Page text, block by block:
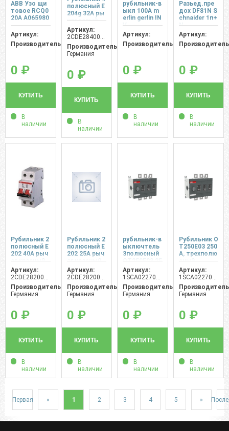
ABB Узо щи
товое RCQ0
20A A065980
Артикул:
Производитель:
0 ₽
КУПИТЬ
В
наличии
полюсный E
204g 32A ры
чаг серый
Артикул:
2CDE284001R0032
Производитель:
Германия
0 ₽
КУПИТЬ
В
наличии
рубильник-в
ыкл 100A m
erlin gerlin IN
V
Артикул:
Производитель:
0 ₽
КУПИТЬ
В
наличии
Разьед.пре
дох DF81N S
chnaider 1п+
N
Артикул:
0 ₽
КУПИТЬ
В
наличии
Рубильник 2
полюсный E
202 40A рыч
аг красный
Артикул:
2CDE282001R0040
Производитель:
Германия
0 ₽
КУПИТЬ
В
наличии
Рубильник 2
полюсный E
202 25A рыч
аг красный
Артикул:
2CDE282001R0025
Производитель:
Германия
0 ₽
КУПИТЬ
В
наличии
рубильник-в
ыключтель
3полюсный
OT250E03 25
0A АВВ
Артикул:
1SCA022709R8610
Производитель:
Германия
0 ₽
КУПИТЬ
В
наличии
Рубильник O
T250E03 250
А, трехполю
сный
Артикул:
1SCA022709R8610
Германия
0 ₽
КУПИТЬ
В
наличии
Первая « 1 2 3 4 5 »